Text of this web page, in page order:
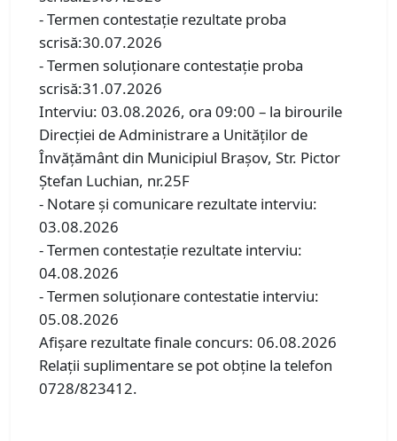
- Termen contestaţie rezultate proba
scrisă:30.07.2026
- Termen soluţionare contestaţie proba
scrisă:31.07.2026
Interviu: 03.08.2026, ora 09:00 – la birourile
Direcției de Administrare a Unităților de
Învățământ din Municipiul Brașov, Str. Pictor
Ștefan Luchian, nr.25F
- Notare şi comunicare rezultate interviu:
03.08.2026
- Termen contestaţie rezultate interviu:
04.08.2026
- Termen soluţionare contestatie interviu:
05.08.2026
Afişare rezultate finale concurs: 06.08.2026
Relaţii suplimentare se pot obţine la telefon
0728/823412.